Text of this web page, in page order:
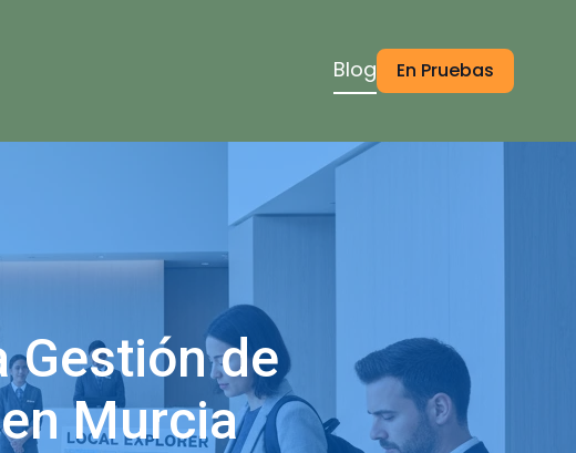
Blog En Pruebas
Gestión de
Murcia